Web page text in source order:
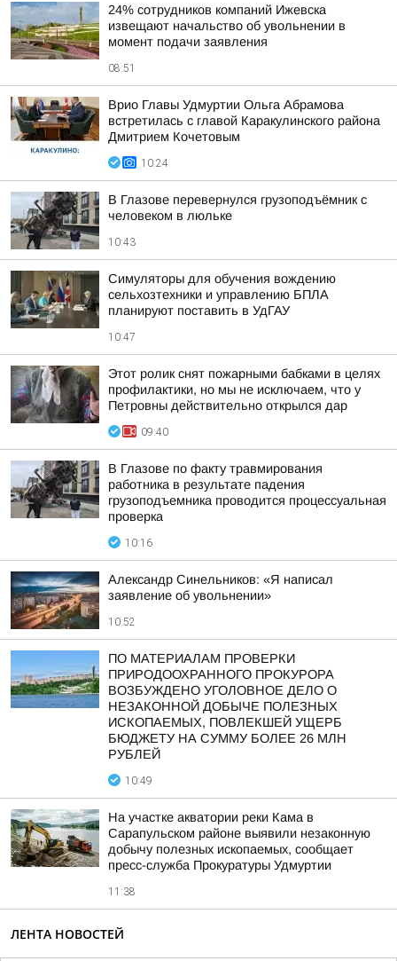
24% сотрудников компаний Ижевска
извещают начальство об увольнении в
момент подачи заявления
08:51
Врио Главы Удмуртии Ольга Абрамова
встретилась с главой Каракулинского района
Дмитрием Кочетовым
10:24
В Глазове перевернулся грузоподъёмник с
человеком в люльке
10:43
Симуляторы для обучения вождению
сельхозтехники и управлению БПЛА
планируют поставить в УдГАУ
10:47
Этот ролик снят пожарными бабками в целях
профилактики, но мы не исключаем, что у
Петровны действительно открылся дар
09:40
В Глазове по факту травмирования
работника в результате падения
грузоподъемника проводится процессуальная
проверка
10:16
Александр Синельников: «Я написал
заявление об увольнении»
10:52
ПО МАТЕРИАЛАМ ПРОВЕРКИ
ПРИРОДООХРАННОГО ПРОКУРОРА
ВОЗБУЖДЕНО УГОЛОВНОЕ ДЕЛО О
НЕЗАКОННОЙ ДОБЫЧЕ ПОЛЕЗНЫХ
ИСКОПАЕМЫХ, ПОВЛЕКШЕЙ УЩЕРБ
БЮДЖЕТУ НА СУММУ БОЛЕЕ 26 МЛН
РУБЛЕЙ
10:49
На участке акватории реки Кама в
Сарапульском районе выявили незаконную
добычу полезных ископаемых, сообщает
пресс-служба Прокуратуры Удмуртии
11:38
ЛЕНТА НОВОСТЕЙ